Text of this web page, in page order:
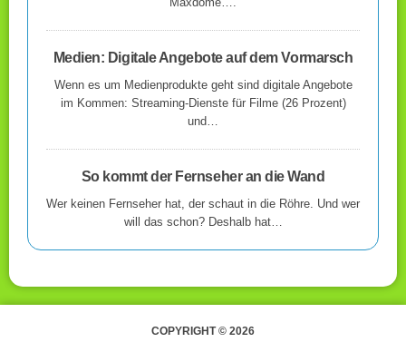
Medien: Digitale Angebote auf dem Vormarsch
Wenn es um Medienprodukte geht sind digitale Angebote
im Kommen: Streaming-Dienste für Filme (26 Prozent)
und…
So kommt der Fernseher an die Wand
Wer keinen Fernseher hat, der schaut in die Röhre. Und wer
will das schon? Deshalb hat…
COPYRIGHT © 2026